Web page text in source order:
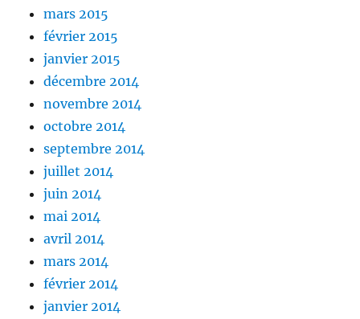
mars 2015
février 2015
janvier 2015
décembre 2014
novembre 2014
octobre 2014
septembre 2014
juillet 2014
juin 2014
mai 2014
avril 2014
mars 2014
février 2014
janvier 2014